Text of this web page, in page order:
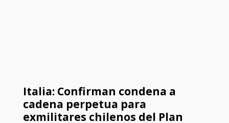
Italia: Confirman condena a
cadena perpetua para
exmilitares chilenos del Plan